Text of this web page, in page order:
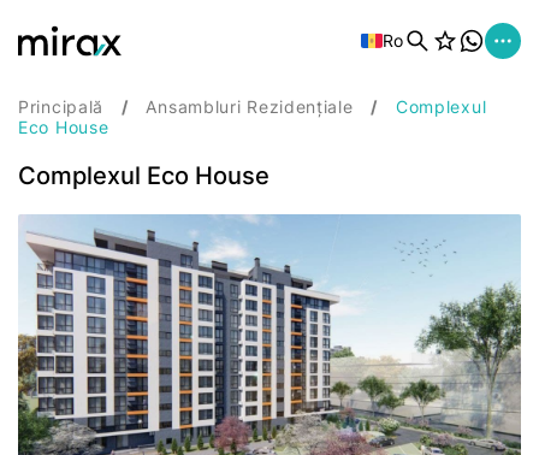
Ro
Principală Ansambluri Rezidențiale
Complexul
Eco House
Complexul Eco House